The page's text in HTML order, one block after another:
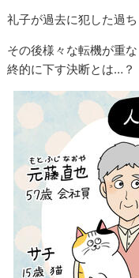
礼子が過去に犯した過
その後様々な転機が重
終的に下す決断とは…？